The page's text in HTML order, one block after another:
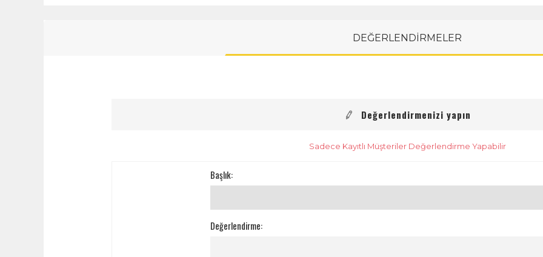
DEĞERLENDİRMELER
Değerlendirmenizi yapın
Sadece Kayıtlı Müşteriler Değerlendirme Yapabilir
Başlık:
Değerlendirme: